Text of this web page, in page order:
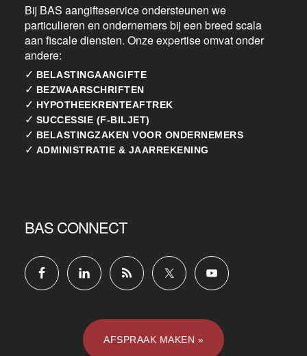
Bij BAS aangifteservice ondersteunen we
particulieren en ondernemers bij een breed scala
aan fiscale diensten. Onze expertise omvat onder
andere:
✓ BELASTINGAANGIFTE
✓ BEZWAARSCHRIFTEN
✓ HYPOTHEEKRENTEAFTREK
✓ SUCCESSIE (F-BILJET)
✓ BELASTINGZAKEN VOOR ONDERNEMERS
✓ ADMINISTRATIE & JAARREKENING
BAS CONNECT
AFSPRAAK MAKEN »